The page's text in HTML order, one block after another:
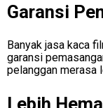
Garansi
Banyak jasa kaca
garansi
pelanggan merasa
Lebih